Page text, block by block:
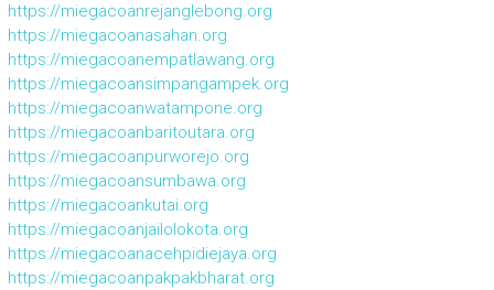
https://miegacoanrejanglebong.org
https://miegacoanasahan.org
https://miegacoanempatlawang.org
https://miegacoansimpangampek.org
https://miegacoanwatampone.org
https://miegacoanbaritoutara.org
https://miegacoanpurworejo.org
https://miegacoansumbawa.org
https://miegacoankutai.org
https://miegacoanjailolokota.org
https://miegacoanacehpidiejaya.org
https://miegacoanpakpakbharat.org